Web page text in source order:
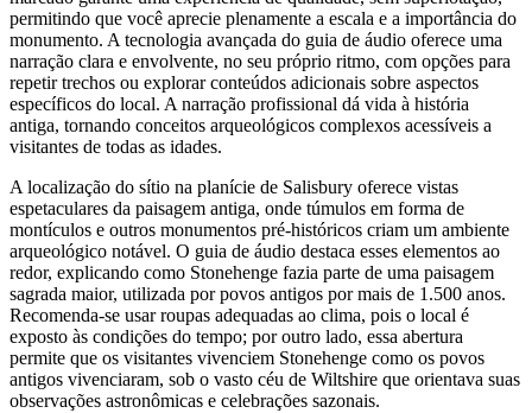
permitindo que você aprecie plenamente a escala e a importância do
monumento. A tecnologia avançada do guia de áudio oferece uma
narração clara e envolvente, no seu próprio ritmo, com opções para
repetir trechos ou explorar conteúdos adicionais sobre aspectos
específicos do local. A narração profissional dá vida à história
antiga, tornando conceitos arqueológicos complexos acessíveis a
visitantes de todas as idades.
A localização do sítio na planície de Salisbury oferece vistas
espetaculares da paisagem antiga, onde túmulos em forma de
montículos e outros monumentos pré-históricos criam um ambiente
arqueológico notável. O guia de áudio destaca esses elementos ao
redor, explicando como Stonehenge fazia parte de uma paisagem
sagrada maior, utilizada por povos antigos por mais de 1.500 anos.
Recomenda-se usar roupas adequadas ao clima, pois o local é
exposto às condições do tempo; por outro lado, essa abertura
permite que os visitantes vivenciem Stonehenge como os povos
antigos vivenciaram, sob o vasto céu de Wiltshire que orientava suas
observações astronômicas e celebrações sazonais.